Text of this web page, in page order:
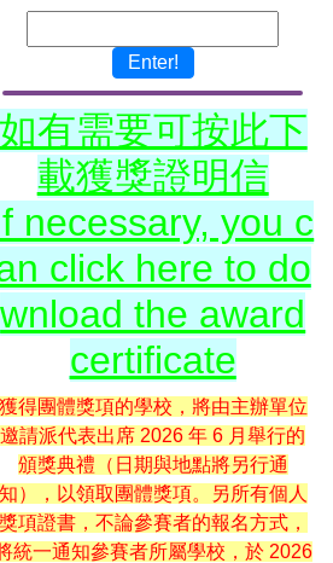
Enter!
如有需要可按此下
載獲獎證明信
necessary, you c
click here to do
wnload the award
certificate
獲得團體獎項的學校，將由主辦單位
邀請派代表出席 2026 年 6 月舉行的
頒獎典禮（日期與地點將另行通
知），以領取團體獎項。另所有個人
獎項證書，不論參賽者的報名方式，
統一通知參賽者所屬學校，於 2026